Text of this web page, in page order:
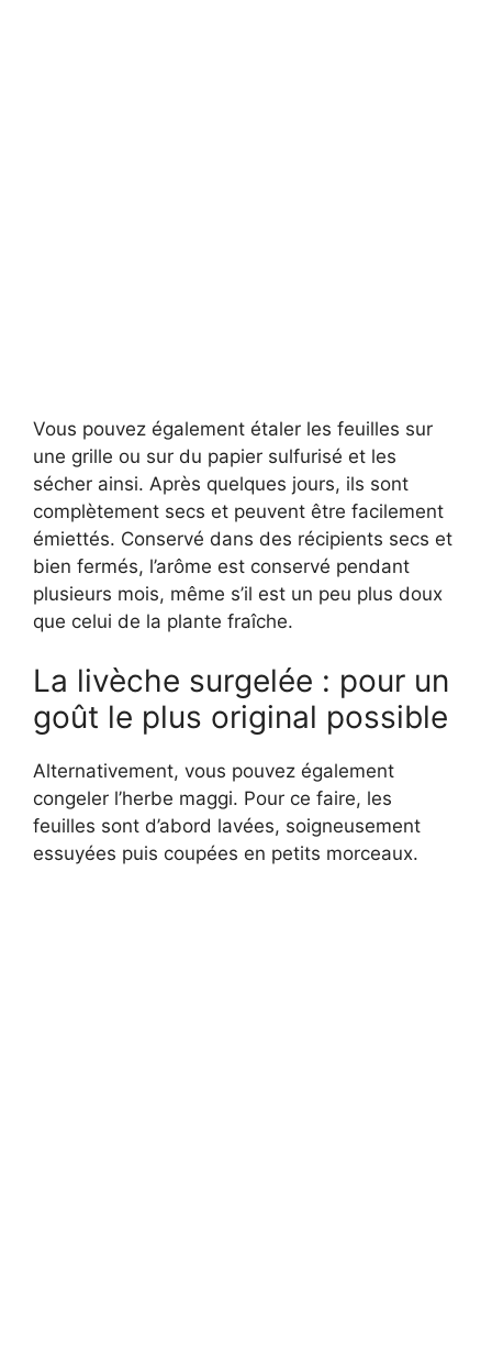
Vous pouvez également étaler les feuilles sur
une grille ou sur du papier sulfurisé et les
sécher ainsi. Après quelques jours, ils sont
complètement secs et peuvent être facilement
émiettés. Conservé dans des récipients secs et
bien fermés, l’arôme est conservé pendant
plusieurs mois, même s’il est un peu plus doux
que celui de la plante fraîche.
La livèche surgelée : pour un
goût le plus original possible
Alternativement, vous pouvez également
congeler l’herbe maggi. Pour ce faire, les
feuilles sont d’abord lavées, soigneusement
essuyées puis coupées en petits morceaux.